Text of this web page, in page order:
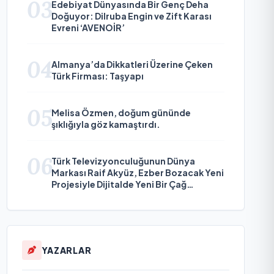
03Edebiyat Dünyasında Bir Genç Deha
Doğuyor: Dilruba Engin ve Zift Karası
Evreni ‘AVENOİR’
04Almanya’da Dikkatleri Üzerine Çeken
Türk Firması: Taşyapı
05Melisa Özmen, doğum gününde
şıklığıyla göz kamaştırdı.
06Türk Televizyonculuğunun Dünya
Markası Raif Akyüz, Ezber Bozacak Yeni
Projesiyle Dijitalde Yeni Bir Çağ
YAZARLAR